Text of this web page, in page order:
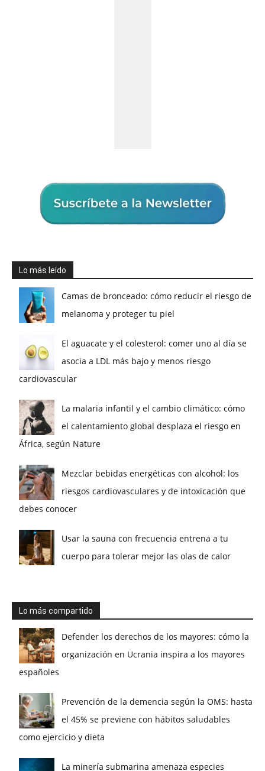
Lo más leído
Camas de bronceado: cómo reducir el riesgo de
melanoma y proteger tu piel
El aguacate y el colesterol: comer uno al día se
asocia a LDL más bajo y menos riesgo
cardiovascular
La malaria infantil y el cambio climático: cómo
el calentamiento global desplaza el riesgo en
África, según Nature
Mezclar bebidas energéticas con alcohol: los
riesgos cardiovasculares y de intoxicación que
debes conocer
Usar la sauna con frecuencia entrena a tu
cuerpo para tolerar mejor las olas de calor
Lo más compartido
Defender los derechos de los mayores: cómo la
organización en Ucrania inspira a los mayores
españoles
Prevención de la demencia según la OMS: hasta
el 45% se previene con hábitos saludables
como ejercicio y dieta
La minería submarina amenaza especies